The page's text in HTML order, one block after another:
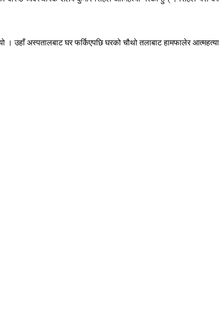
। उहाँ अस्पतालबाट घर फर्किएपछि घरको चौथो तलाबाट हामफालेर आत्महत्या